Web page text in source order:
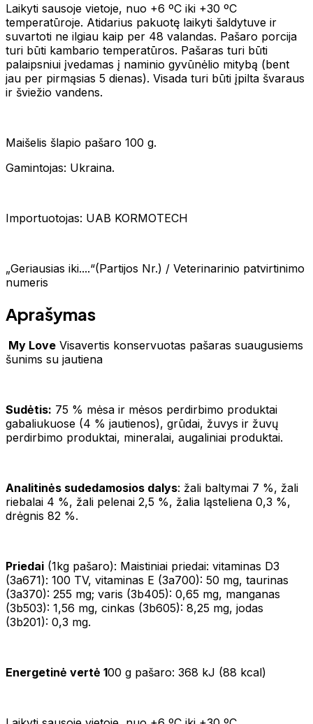
Laikyti sausoje vietoje, nuo +6 ºC iki +30 ºC
temperatūroje. Atidarius pakuotę laikyti šaldytuve ir
suvartoti ne ilgiau kaip per 48 valandas. Pašaro porcija
turi būti kambario temperatūros. Pašaras turi būti
palaipsniui įvedamas į naminio gyvūnėlio mitybą (bent
jau per pirmąsias 5 dienas). Visada turi būti įpilta švaraus
ir šviežio vandens.
Maišelis šlapio pašaro 100 g.
Gamintojas: Ukraina.
Importuotojas: UAB KORMOTECH
„Geriausias iki....“(Partijos Nr.) / Veterinarinio patvirtinimo
numeris
Aprašymas
My Love Visavertis konservuotas pašaras suaugusiems
šunims su jautiena
Sudėtis: 75 % mėsa ir mėsos perdirbimo produktai
gabaliukuose (4 % jautienos), grūdai, žuvys ir žuvų
perdirbimo produktai, mineralai, augaliniai produktai.
Analitinės sudedamosios dalys: žali baltymai 7 %, žali
riebalai 4 %, žali pelenai 2,5 %, žalia ląsteliena 0,3 %,
drėgnis 82 %.
Priedai (1kg pašaro): Maistiniai priedai: vitaminas D3
(3а671): 100 TV, vitaminas Е (3а700): 50 mg, taurinas
(3a370): 255 mg; varis (3b405): 0,65 mg, manganas
(3b503): 1,56 mg, cinkas (3b605): 8,25 mg, jodas
(3b201): 0,3 mg.
Energetinė vertė 100 g pašaro: 368 kJ (88 kcal)